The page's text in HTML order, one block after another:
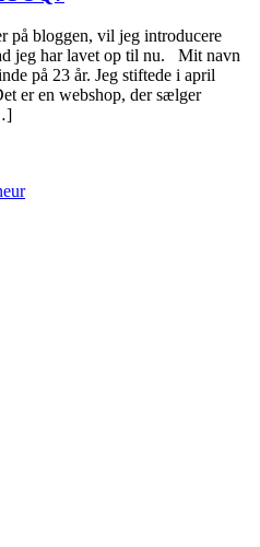
på bloggen, vil jeg introducere
jeg har lavet op til nu. Mit navn
på 23 år. Jeg stiftede i april
er en webshop, der sælger